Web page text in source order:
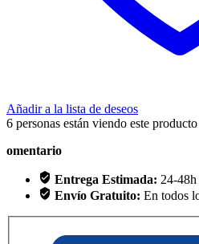
Añadir a la lista de deseos
6 personas están viendo este
omentario
Entrega Estimada: 24-48h
Envío Gratuito: En todos